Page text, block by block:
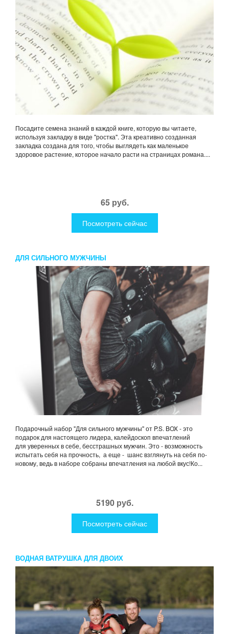
Посадите семена знаний в каждой книге, которую вы читаете,
используя закладку в виде "ростка". Эта креативно созданная
закладка создана для того, чтобы выглядеть как маленькое
здоровое растение, которое начало расти на страницах романа....
65 руб.
Посмотреть сейчас
ДЛЯ СИЛЬНОГО МУЖЧИНЫ
Подарочный набор "Для сильного мужчины" от P.S. BOX - это
подарок для настоящего лидера, калейдоскоп впечатлений
для уверенных в себе, бесстрашных мужчин. Это - возможность
испытать себя на прочность, а еще - шанс взглянуть на себя по-
новому, ведь в наборе собраны впечатления на любой вкус!Ко...
5190 руб.
Посмотреть сейчас
ВОДНАЯ ВАТРУШКА ДЛЯ ДВОИХ